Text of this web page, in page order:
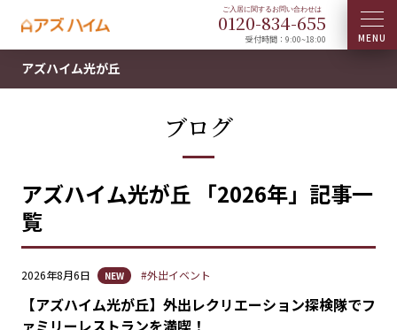
0120-834-655
受付時間：9:00~18:00
アズハイム光が丘
ブログ
アズハイム光が丘 「2026年」記事一
覧
2026年8月6日 NEW #外出イベント
【アズハイム光が丘】外出レクリエーション探検隊でフ
ァミリーレストランを満喫！